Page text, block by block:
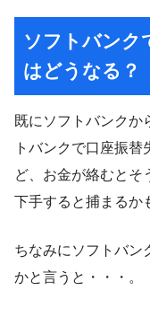
ソフトバンク
はどうなる？
既にソフトバンクか
トバンクで口座振
ど、お金が絡むとそ
下手すると捕まるか
ちなみにソフトバン
かと言うと・・・。